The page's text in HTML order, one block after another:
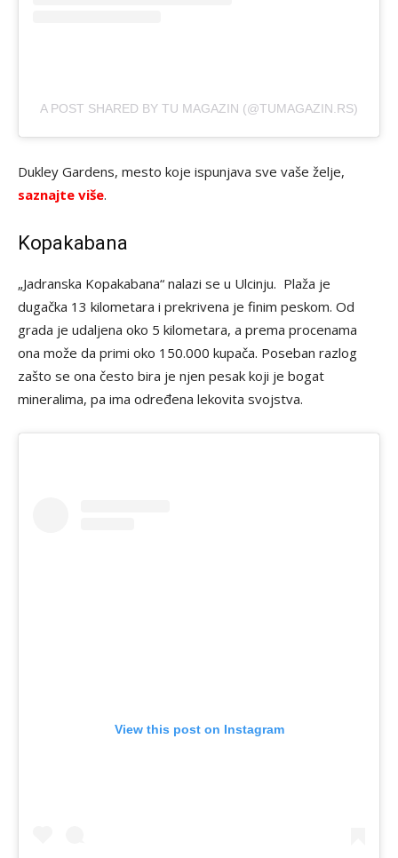
A POST SHARED BY TU MAGAZIN (@TUMAGAZIN.RS)
Dukley Gardens, mesto koje ispunjava sve vaše želje,
saznajte više.
Kopakabana
„Jadranska Kopakabana“ nalazi se u Ulcinju. Plaža je
dugačka 13 kilometara i prekrivena je finim peskom. Od
grada je udaljena oko 5 kilometara, a prema procenama
ona može da primi oko 150.000 kupača. Poseban razlog
zašto se ona često bira je njen pesak koji je bogat
mineralima, pa ima određena lekovita svojstva.
View this post on Instagram